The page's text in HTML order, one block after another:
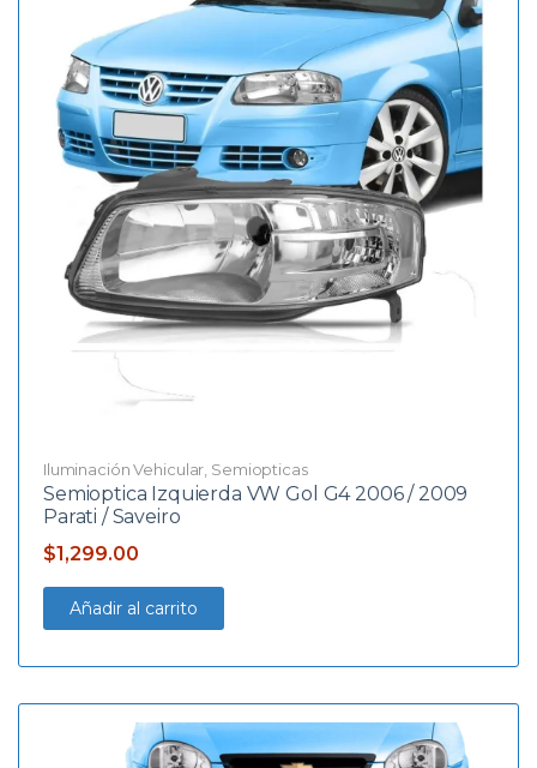
Iluminación Vehicular Semiopticas
Semioptica Izquierda VW Gol G4 2006 / 2009
Parati / Saveiro
$1,299.00
Añadir al carrito